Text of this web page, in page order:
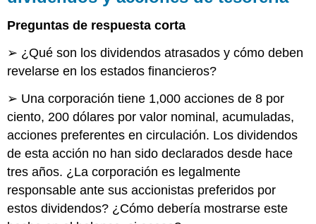
Capital
ganancias
retenidas,
y
acciones
de
tesorería
Preguntas de respuesta corta
➢ ¿Qué son los dividendos atrasados y cómo deben
revelarse en los estados financieros?
➢ Una corporación tiene 1,000 acciones de 8 por
ciento, 200 dólares por valor nominal, acumuladas,
acciones preferentes en circulación. Los dividendos
de esta acción no han sido declarados desde hace
tres años. ¿La corporación es legalmente
responsable ante sus accionistas preferidos por
estos dividendos? ¿Cómo debería mostrarse este